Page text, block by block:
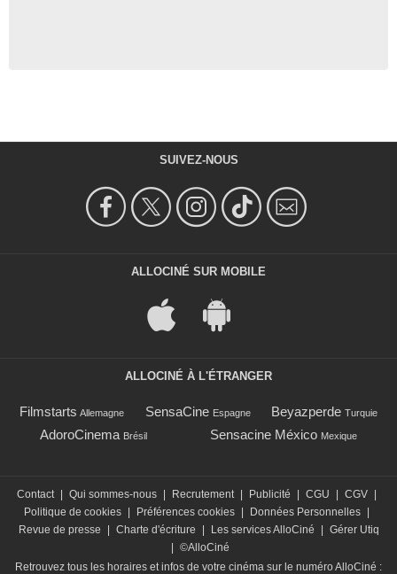
SUIVEZ-NOUS
ALLOCINÉ SUR MOBILE
ALLOCINÉ À L'ÉTRANGER
Filmstarts Allemagne SensaCine Espagne Beyazperde Turquie
AdoroCinema Brésil Sensacine México Mexique
Contact Qui sommes-nous Recrutement Publicité CGU CGV
Politique de cookies
Préférences cookies Données Personnelles
Revue de presse
Charte d'écriture Les services AlloCiné
Gérer Utiq
©AlloCiné
Retrouvez tous les horaires et infos de votre cinéma sur le numéro AlloCiné :